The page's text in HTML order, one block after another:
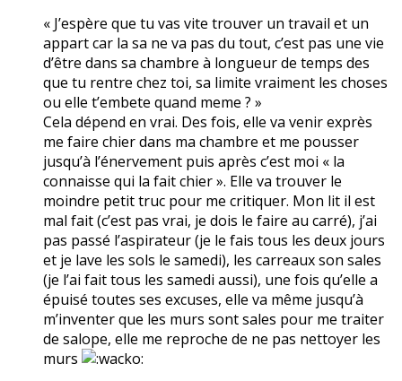
« J’espère que tu vas vite trouver un travail et un
appart car la sa ne va pas du tout, c’est pas une vie
d’être dans sa chambre à longueur de temps des
que tu rentre chez toi, sa limite vraiment les choses
ou elle t’embete quand meme ? »
Cela dépend en vrai. Des fois, elle va venir exprès
me faire chier dans ma chambre et me pousser
jusqu’à l’énervement puis après c’est moi « la
connaisse qui la fait chier ». Elle va trouver le
moindre petit truc pour me critiquer. Mon lit il est
mal fait (c’est pas vrai, je dois le faire au carré), j’ai
pas passé l’aspirateur (je le fais tous les deux jours
et je lave les sols le samedi), les carreaux son sales
(je l’ai fait tous les samedi aussi), une fois qu’elle a
épuisé toutes ses excuses, elle va même jusqu’à
m’inventer que les murs sont sales pour me traiter
de salope, elle me reproche de ne pas nettoyer les
murs